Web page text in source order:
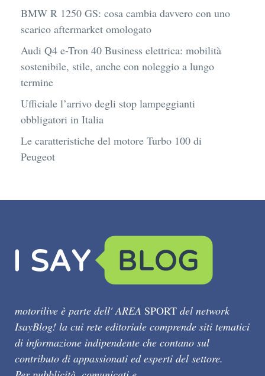
BMW R 1250 GS: cosa cambia davvero con uno
scarico aftermarket omologato
Audi Q4 e-Tron 40 Business elettrica: mobilità
sostenibile, stile, anche con noleggio a lungo
termine
Ufficiale l’arrivo degli stop lampeggianti
obbligatori in Italia
Le caratteristiche del motore Turbo 100 di
Peugeot
motorilive è parte dell' AREA SPORT del network
IsayBlog! la cui rete editoriale comprende siti tematici
di informazione indipendente che contano sul
contributo di appassionati ed esperti del settore.